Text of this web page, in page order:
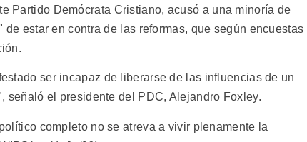
Partido Demócrata Cristiano, acusó a una minoría de
estar en contra de las reformas, que según encuestas
ser incapaz de liberarse de las influencias de un
señaló el presidente del PDC, Alejandro Foxley.
completo no se atreva a vivir plenamente la